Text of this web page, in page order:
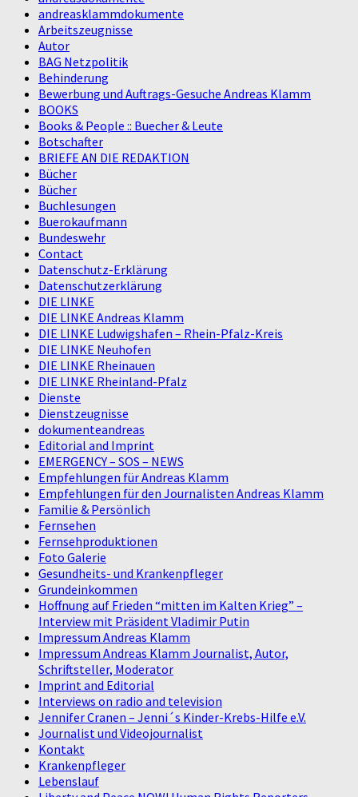
andreasklammdokumente
Arbeitszeugnisse
Autor
BAG Netzpolitik
Behinderung
Bewerbung und Auftrags-Gesuche Andreas Klamm
BOOKS
Books & People :: Buecher & Leute
Botschafter
BRIEFE AN DIE REDAKTION
Bücher
Bücher
Buchlesungen
Buerokaufmann
Bundeswehr
Contact
Datenschutz-Erklärung
Datenschutzerklärung
DIE LINKE
DIE LINKE Andreas Klamm
DIE LINKE Ludwigshafen – Rhein-Pfalz-Kreis
DIE LINKE Neuhofen
DIE LINKE Rheinauen
DIE LINKE Rheinland-Pfalz
Dienste
Dienstzeugnisse
dokumenteandreas
Editorial and Imprint
EMERGENCY – SOS – NEWS
Empfehlungen für Andreas Klamm
Empfehlungen für den Journalisten Andreas Klamm
Familie & Persönlich
Fernsehen
Fernsehproduktionen
Foto Galerie
Gesundheits- und Krankenpfleger
Grundeinkommen
Hoffnung auf Frieden “mitten im Kalten Krieg” –
Interview mit Präsident Vladimir Putin
Impressum Andreas Klamm
Impressum Andreas Klamm Journalist, Autor,
Schriftsteller, Moderator
Imprint and Editorial
Interviews on radio and television
Jennifer Cranen – Jenni´s Kinder-Krebs-Hilfe e.V.
Journalist und Videojournalist
Kontakt
Krankenpfleger
Lebenslauf